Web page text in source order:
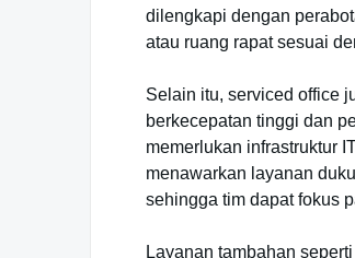
dilengkapi dengan
atau ruang rapat sesuai
Selain itu, serviced office
berkecepatan tinggi dan
memerlukan infrastruktur
menawarkan layanan
sehingga tim dapat fokus
Layanan tambahan